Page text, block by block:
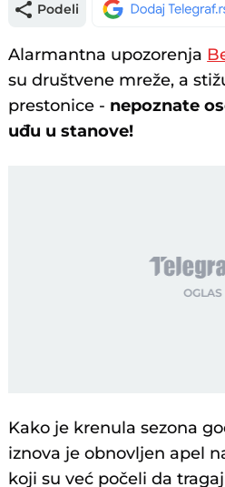
Podeli
Alarmantna upozorenja
su društvene mreže, a
prestonice - nepoznate
uđu u stanove!
Kako je krenula sezona
iznova je obnovljen apel
koji su već počeli da